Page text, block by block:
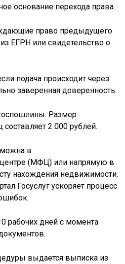
основание перехода права.
право предыдущего
ЕГРН или свидетельство о
подача происходит через
заверенная доверенность.
Размер
2 000 рублей.
в
(МФЦ) или напрямую в
нахождения недвижимости.
Госуслуг ускоряет процесс
рабочих дней с момента
выдается выписка из